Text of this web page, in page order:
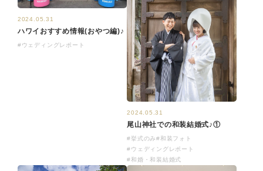
2024.05.31
ハワイおすすめ情報(おやつ編)♪
#ウェディングレポート
2024.05.31
尾山神社での和装結婚式♪①
#挙式のみ#和装フォト
#ウェディングレポート
#和婚・和装結婚式